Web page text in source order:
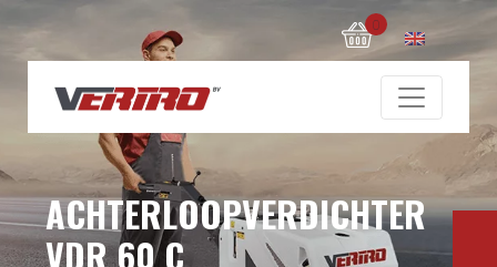
0
ACHTERLOOPVERDICHTER
VDR 60 C